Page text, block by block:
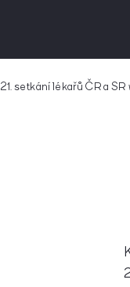
21. setkání lékařů ČR a